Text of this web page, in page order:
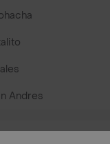
Andres
mi para pedir